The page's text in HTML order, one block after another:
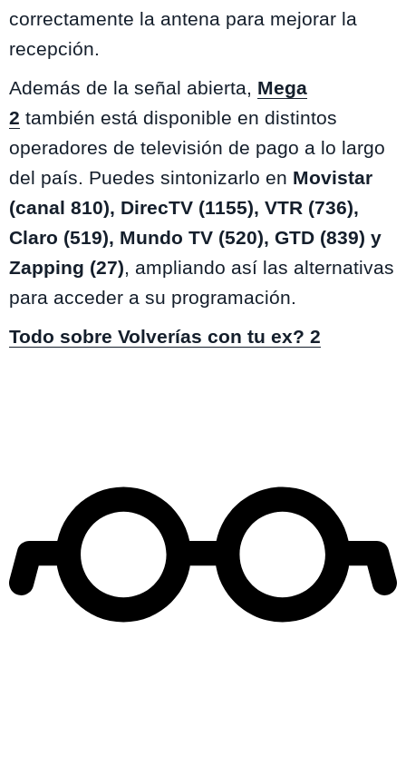
correctamente la antena para mejorar la
recepción.
Además de la señal abierta, Mega
2 también está disponible en distintos
operadores de televisión de pago a lo largo
del país. Puedes sintonizarlo en Movistar
(canal 810), DirecTV (1155), VTR (736),
Claro (519), Mundo TV (520), GTD (839) y
Zapping (27) , ampliando así las alternativas
para acceder a su programación.
Todo sobre Volverías con tu ex? 2